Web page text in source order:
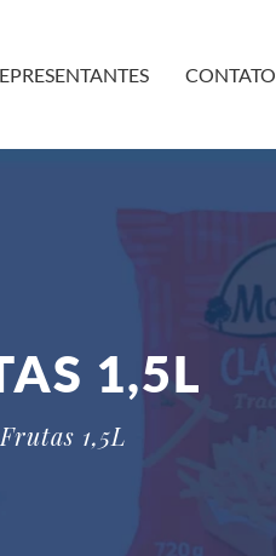
CONTATO
1,5L
1,5L